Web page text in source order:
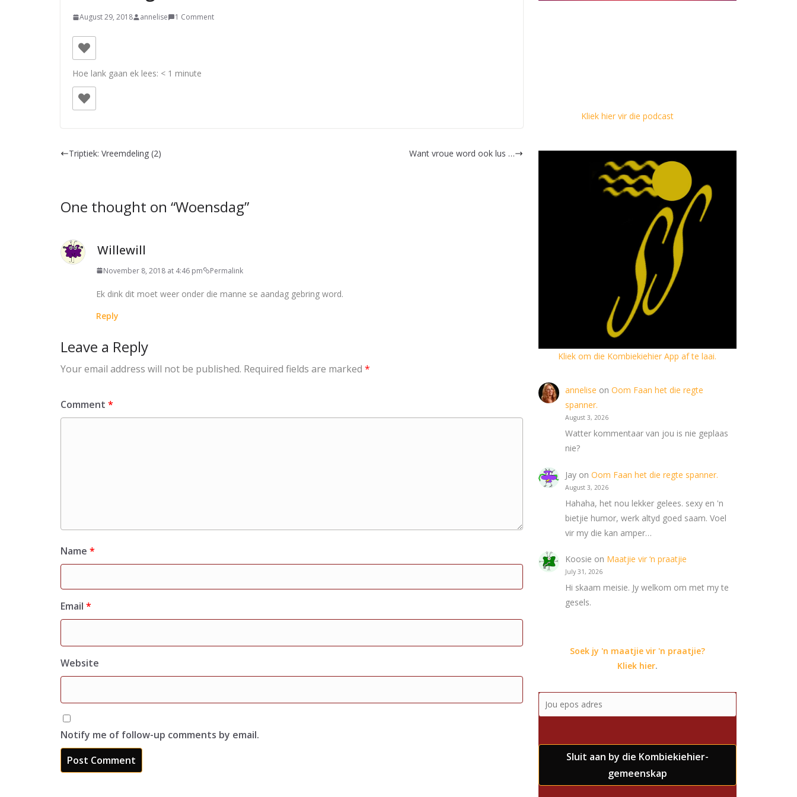
August 29, 2018 annelise 1 Comment
Hoe lank gaan ek lees: < 1 minute
Triptiek: Vreemdeling (2) Want vroue word ook lus …
One thought on “Woensdag”
Willewill
November 8, 2018 at 4:46 pm Permalink
Ek dink dit moet weer onder die manne se aandag gebring word.
Reply
Leave a Reply
Your email address will not be published. Required fields are marked *
Comment *
Name *
Email *
Website
Notify me of follow-up comments by email.
Kliek hier vir die podcast
Kliek om die Kombiekiehier App af te laai.
annelise onOom Faan het die regte
spanner.
August 3, 2026
Watter kommentaar van jou is nie geplaas
nie?
Jay onOom Faan het die regte spanner.
August 3, 2026
Hahaha, het nou lekker gelees. sexy en 'n
bietjie humor, werk altyd goed saam. Voel
vir my die kan amper…
Koosie on Maatjie vir ‘n praatjie
July 31, 2026
Hi skaam meisie. Jy welkom om met my te
gesels.
Soek jy 'n maatjie vir 'n praatjie?
Kliek hier.
Sluit aan by die Kombiekiehier-
gemeenskap